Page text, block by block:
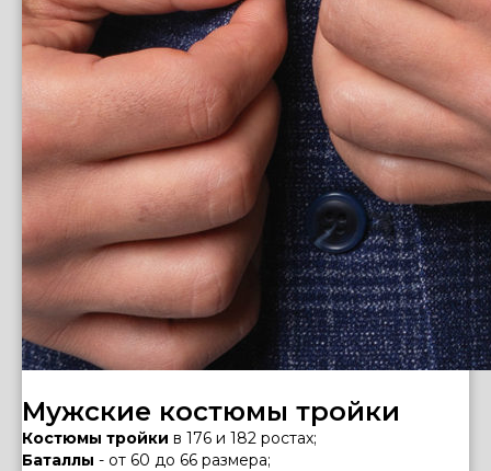
Мужские костюмы тройки
Костюмы тройки в 176 и 182 ростах;
Баталлы - от 60 до 66 размера;